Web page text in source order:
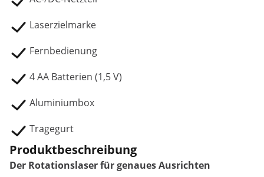
Laserzielmarke
Fernbedienung
4 AA Batterien (1,5 V)
Aluminiumbox
Tragegurt
Produktbeschreibung
Der Rotationslaser für genaues Ausrichten